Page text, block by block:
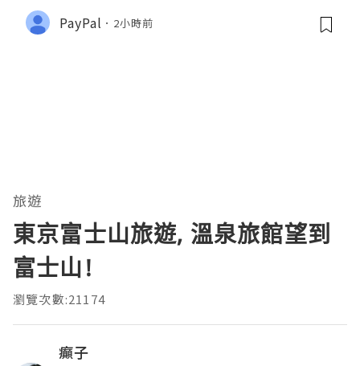
PayPal 2小時前
旅遊
東京富士山旅遊, 溫泉旅館望到
富士山!
瀏覽次數:21174
癲子